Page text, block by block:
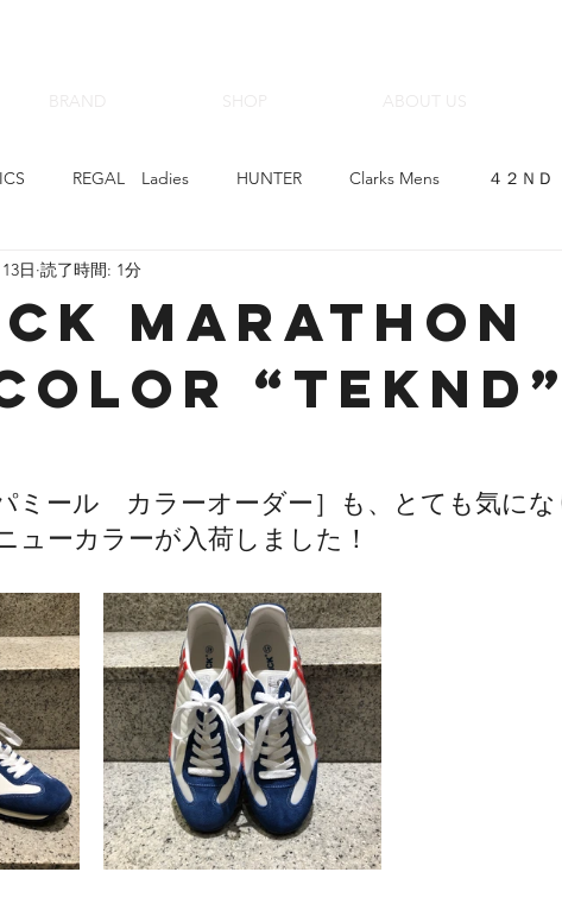
BRAND ABOUT US
REGAL Ladies HUNTER Clarks Mens ４２Ｎ
de-doo
ゴアテックスサラウンド 革育×クラフトマンシップ スニーカー
BENIGNO ナカジマ靴店 BIRKENSTOCK
MARATHON
“TEKND”
日 読了時間: 1分
ミール　カラーオーダー］も、とても気に
ューカラーが入荷しました！